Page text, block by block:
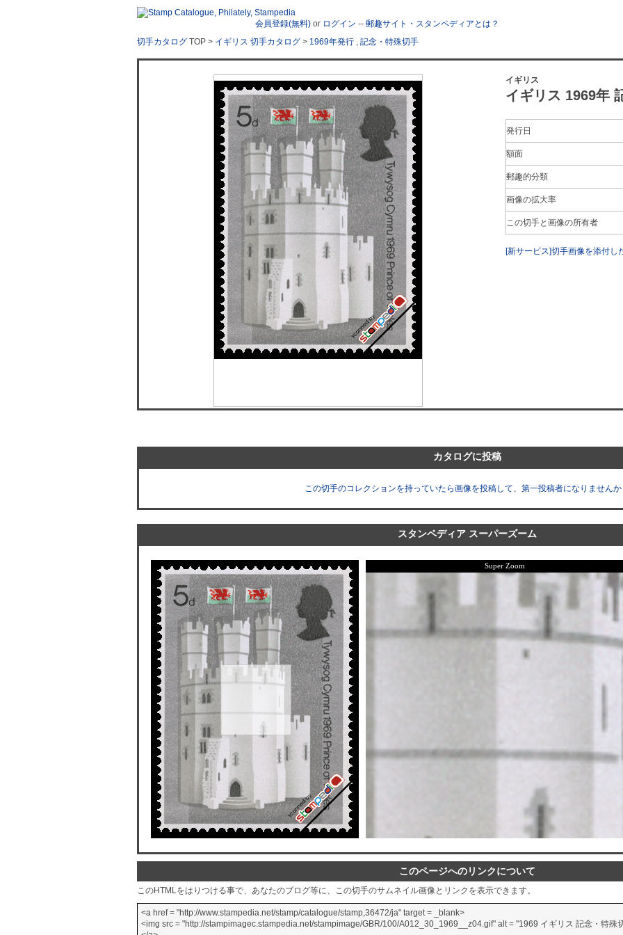
会員登録(無料) or ログイン -- 郵趣サイト・スタンペディアとは？
切手カタログ TOP > イギリス 切手カタログ > 1969年発行 , 記念・特殊切手
イギリス
イギリス 1969年
発行日
額面
郵趣的分類
画像の拡大率
この切手と画像の所有者
[新サービス]切手画像を添付し
カタログに投稿
この切手のコレクションを持っていたら画像を投稿して、第一投稿者になりません
スタンペディア スーパーズーム
このページへのリンクについて
このHTMLをはりつける事で、あなたのブログ等に、この切手のサムネイル画像とリンクを表示できます。